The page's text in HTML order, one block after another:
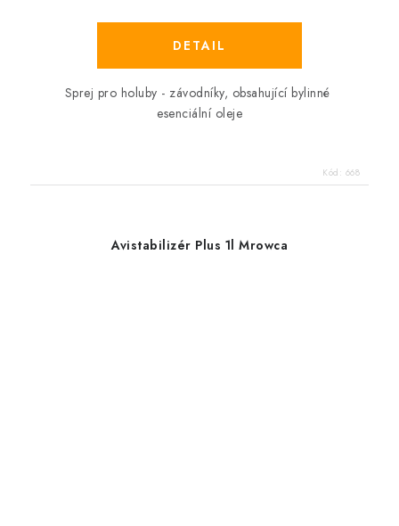
Sprej pro holuby - závodníky, obsahující bylinné
esenciální oleje
Kód: 668
Avistabilizér Plus 1l Mrowca